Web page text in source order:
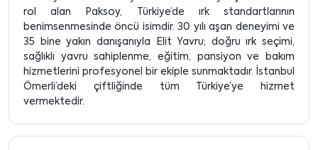
rol alan Paksoy, Türkiye’de ırk standartlarının
benimsenmesinde öncü isimdir. 30 yılı aşan deneyimi ve
35 bine yakın danışanıyla Elit Yavru; doğru ırk seçimi,
sağlıklı yavru sahiplenme, eğitim, pansiyon ve bakım
hizmetlerini profesyonel bir ekiple sunmaktadır. İstanbul
Ömerli’deki çiftliğinde tüm Türkiye’ye hizmet
vermektedir.